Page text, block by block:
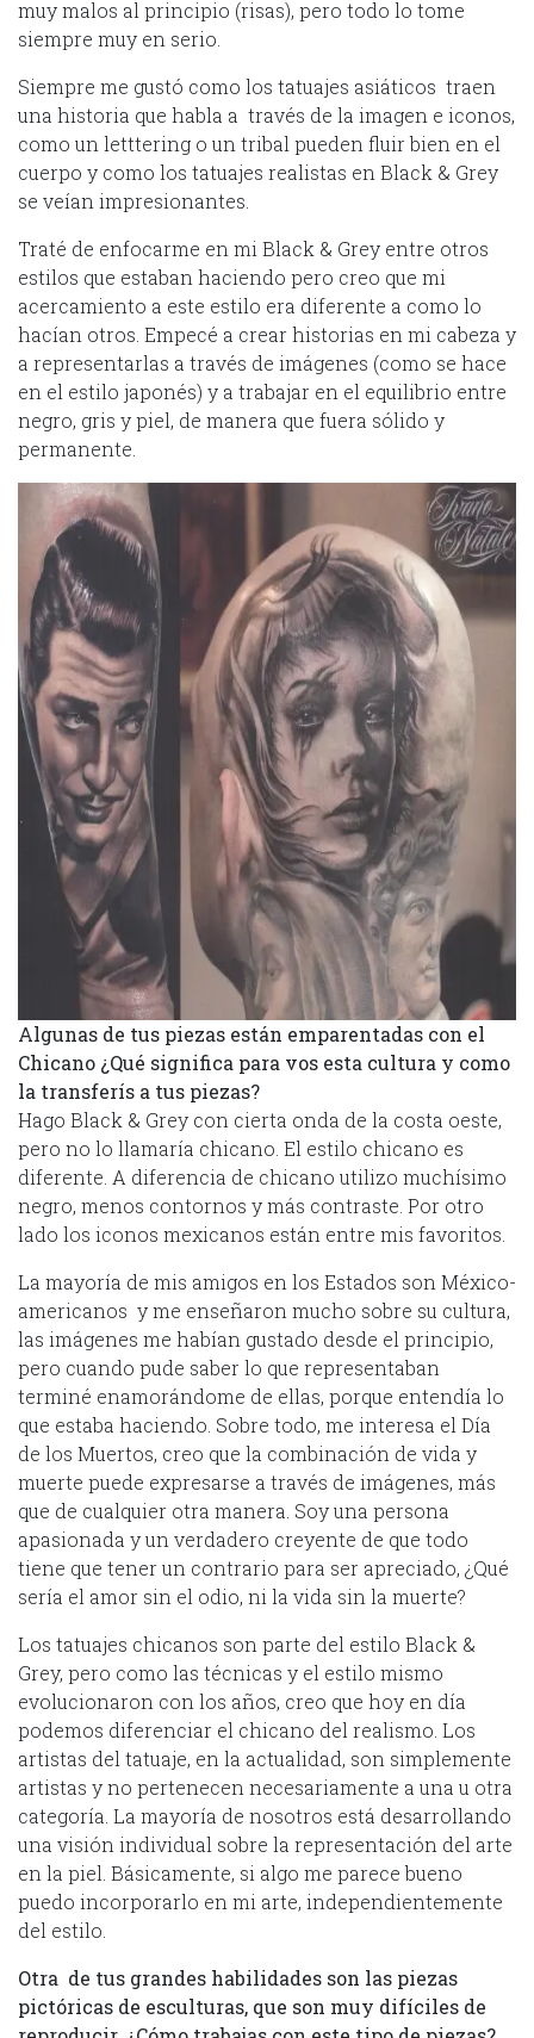
muy malos al principio (risas), pero todo lo tome
siempre muy en serio.
Siempre me gustó como los tatuajes asiáticos traen
una historia que habla a través de la imagen e iconos,
como un letttering o un tribal pueden fluir bien en el
cuerpo y como los tatuajes realistas en Black & Grey
se veían impresionantes.
Traté de enfocarme en mi Black & Grey entre otros
estilos que estaban haciendo pero creo que mi
acercamiento a este estilo era diferente a como lo
hacían otros. Empecé a crear historias en mi cabeza y
a representarlas a través de imágenes (como se hace
en el estilo japonés) y a trabajar en el equilibrio entre
negro, gris y piel, de manera que fuera sólido y
permanente.
Algunas de tus piezas están emparentadas con el
Chicano ¿Qué significa para vos esta cultura y como
la transferís a tus piezas?
Hago Black & Grey con cierta onda de la costa oeste,
pero no lo llamaría chicano. El estilo chicano es
diferente. A diferencia de chicano utilizo muchísimo
negro, menos contornos y más contraste. Por otro
lado los iconos mexicanos están entre mis favoritos.
La mayoría de mis amigos en los Estados son México-
americanos y me enseñaron mucho sobre su cultura,
las imágenes me habían gustado desde el principio,
pero cuando pude saber lo que representaban
terminé enamorándome de ellas, porque entendía lo
que estaba haciendo. Sobre todo, me interesa el Día
de los Muertos, creo que la combinación de vida y
muerte puede expresarse a través de imágenes, más
que de cualquier otra manera. Soy una persona
apasionada y un verdadero creyente de que todo
tiene que tener un contrario para ser apreciado, ¿Qué
sería el amor sin el odio, ni la vida sin la muerte?
Los tatuajes chicanos son parte del estilo Black &
Grey, pero como las técnicas y el estilo mismo
evolucionaron con los años, creo que hoy en día
podemos diferenciar el chicano del realismo. Los
artistas del tatuaje, en la actualidad, son simplemente
artistas y no pertenecen necesariamente a una u otra
categoría. La mayoría de nosotros está desarrollando
una visión individual sobre la representación del arte
en la piel. Básicamente, si algo me parece bueno
puedo incorporarlo en mi arte, independientemente
del estilo.
Otra de tus grandes habilidades son las piezas
pictóricas de esculturas, que son muy difíciles de